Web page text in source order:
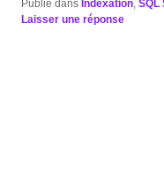
Publié dans Indexation,SQL
Laisser une réponse